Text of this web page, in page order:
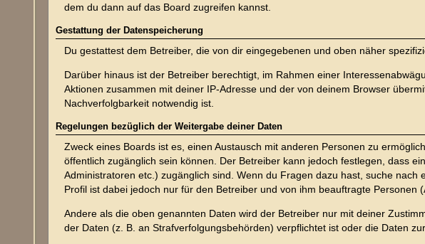
dem du dann auf das Board zugreifen kannst.
Gestattung der Datenspeicherung
Du gestattest dem Betreiber, die von dir eingegebenen und oben näher
Darüber hinaus ist der Betreiber berechtigt, im Rahmen einer
Aktionen zusammen mit deiner IP-Adresse und der von deinem Browser
Nachverfolgbarkeit notwendig ist.
Regelungen bezüglich der Weitergabe deiner Daten
Zweck eines Boards ist es, einen Austausch mit anderen Personen zu
öffentlich zugänglich sein können. Der Betreiber kann jedoch festlegen, dass
Administratoren etc.) zugänglich sind. Wenn du Fragen dazu hast, suche
Profil ist dabei jedoch nur für den Betreiber und von ihm beauftragte Personen
Andere als die oben genannten Daten wird der Betreiber nur mit deiner
der Daten (z. B. an Strafverfolgungsbehörden) verpflichtet ist oder die Daten